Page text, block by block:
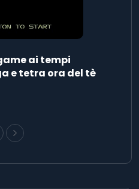
ai tempi
e tetra ora del tè